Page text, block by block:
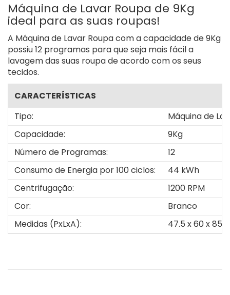
Máquina de Lavar Roupa de 9Kg
ideal para as suas roupas!
A Máquina de Lavar Roupa com a capacidade de 9Kg
possiu 12 programas para que seja mais fácil a
lavagem das suas roupa de acordo com os seus
tecidos.
CARACTERÍSTICAS
Tipo:
Máquina de
Capacidade:
9Kg
Número de Programas:
12
Consumo de Energia por 100 ciclos:
44 kWh
Centrifugação:
1200 RPM
Cor:
Branco
Medidas (PxLxA):
47.5 x 60 x 85